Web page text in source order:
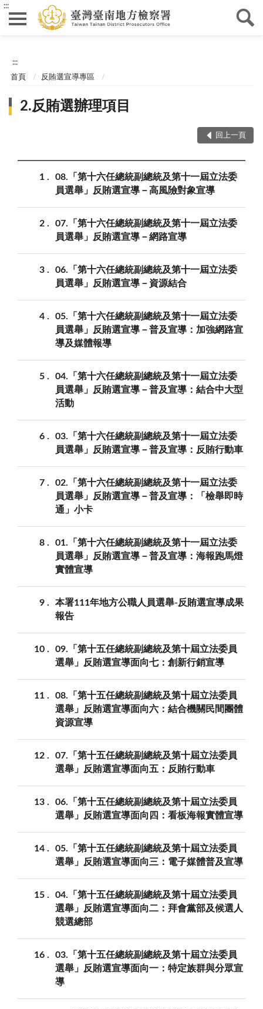
:::
:::
首頁 反賄選宣導專區
2.反賄選辦理項目
回上一頁
1
08.「第十六任總統副總統及第十一屆立法委
員選舉」反賄選宣導－高風險對象宣導
2
07.「第十六任總統副總統及第十一屆立法委
員選舉」反賄選宣導－網路宣導
3
06.「第十六任總統副總統及第十一屆立法委
員選舉」反賄選宣導－資源結合
4
05.「第十六任總統副總統及第十一屆立法委
員選舉」反賄選宣導－普及宣導：加強網路宣
導及媒體報導
5
04.「第十六任總統副總統及第十一屆立法委
員選舉」反賄選宣導－普及宣導：結合中大型
活動
6
03.「第十六任總統副總統及第十一屆立法委
員選舉」反賄選宣導－普及宣導：反賄行動車
7
02.「第十六任總統副總統及第十一屆立法委
員選舉」反賄選宣導－普及宣導：「檢舉即時
通」小卡
8
01.「第十六任總統副總統及第十一屆立法委
員選舉」反賄選宣導－普及宣導：海報跑馬燈
實體宣導
9
本署111年地方公職人員選舉-反賄選宣導成果
報告
10
09.「第十五任總統副總統及第十屆立法委員
選舉」反賄選宣導面向七：創新行銷宣導
11
08.「第十五任總統副總統及第十屆立法委員
選舉」反賄選宣導面向六：結合機關民間團體
資源宣導
12
07.「第十五任總統副總統及第十屆立法委員
選舉」反賄選宣導面向五：反賄行動車
13
06.「第十五任總統副總統及第十屆立法委員
選舉」反賄選宣導面向四：看板海報實體宣導
14
05.「第十五任總統副總統及第十屆立法委員
選舉」反賄選宣導面向三：電子媒體普及宣導
15
04.「第十五任總統副總統及第十屆立法委員
選舉」反賄選宣導面向二：拜會黨部及候選人
競選總部
16
03.「第十五任總統副總統及第十屆立法委員
選舉」反賄選宣導面向一：特定族群與分眾宣
導